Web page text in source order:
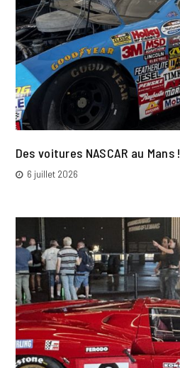
Des voitures NASCAR au Mans !
6 juillet 2026